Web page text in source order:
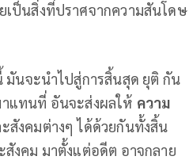
เป็นสิ่งที่ปราศจากความสันโดษ
มันจะนำไปสู่การสิ้นสุด ยุติ กัน
แทนที่ อันจะส่งผลให้ ความ
สังคมต่างๆ ได้ด้วยกันทั้งสิ้น
สังคม มาตั้งแต่อดีต อาจกลาย